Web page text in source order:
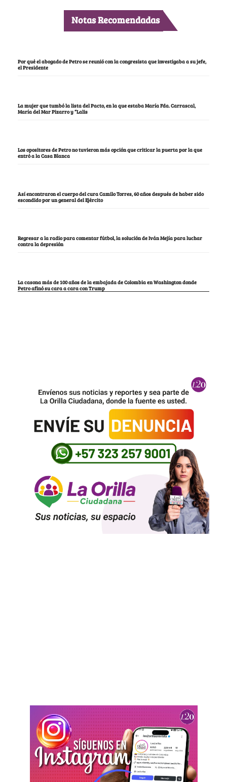
Notas Recomendadas
Por qué el abogado de Petro se reunió con la congresista que investigaba a su jefe,
el Presidente
La mujer que tumbó la lista del Pacto, en la que estaba María Fda. Carrascal,
María del Mar Pizarro y “Lalis
Los opositores de Petro no tuvieron más opción que criticar la puerta por la que
entró a la Casa Blanca
Así encontraron el cuerpo del cura Camilo Torres, 60 años después de haber sido
escondido por un general del Ejército
Regresar a la radio para comentar fútbol, la solución de Iván Mejía para luchar
contra la depresión
La casona más de 100 años de la embajada de Colombia en Washington donde
Petro afinó su cara a cara con Trump